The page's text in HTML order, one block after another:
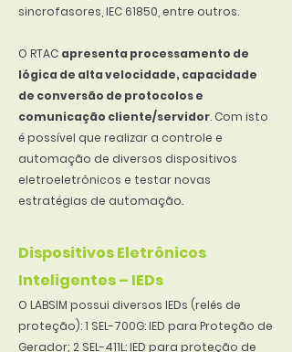
sincrofasores, IEC 61850, entre outros.
O RTAC apresenta processamento de
lógica de alta velocidade, capacidade
de conversão de protocolos e
comunicação cliente/servidor. Com isto
é possível que realizar a controle e
automação de diversos dispositivos
eletroeletrônicos e testar novas
estratégias de automação.
Dispositivos Eletrônicos
Inteligentes – IEDs
O LABSIM possui diversos IEDs (relés de
proteção): 1 SEL-700G: IED para Proteção de
Gerador; 2 SEL-411L: IED para proteção de